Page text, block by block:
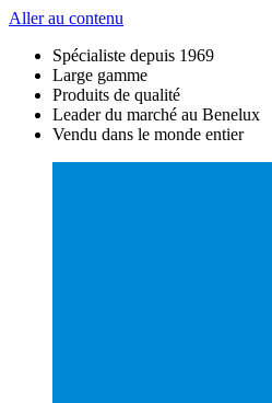
Aller au contenu
Spécialiste depuis 1969
Large gamme
Produits de qualité
Leader du marché au Benelux
Vendu dans le monde entier